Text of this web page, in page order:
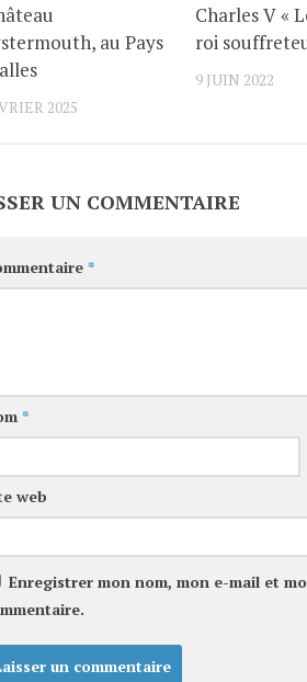
au Pays
2025
Charles V «
roi
9 JUIN 2022
UN COMMENTAIRE
*
*
web
Enregistrer mon nom, mon e-mail et